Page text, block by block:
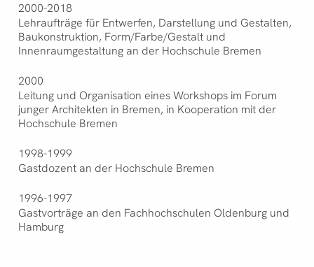
2000-2018
Lehraufträge für Entwerfen, Darstellung und Gestalten,
Baukonstruktion, Form/Farbe/Gestalt und
Innenraumgestaltung an der Hochschule Bremen
2000
Leitung und Organisation eines Workshops im Forum
junger Architekten in Bremen, in Kooperation mit der
Hochschule Bremen
1998-1999
Gastdozent an der Hochschule Bremen
1996-1997
Gastvorträge an den Fachhochschulen Oldenburg und
Hamburg